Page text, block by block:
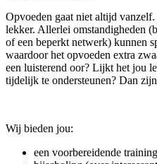
Opvoeden gaat niet altijd
lekker. Allerlei omstandigheden
of een beperkt netwerk) kunnen
waardoor het opvoeden extra
een luisterend oor? Lijkt het jou
tijdelijk te ondersteunen? Dan
Wij bieden jou:
een voorbereidende training